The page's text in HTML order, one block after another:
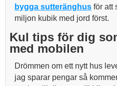
bygga sutteränghus för att
miljon kubik med jord först.
Kul tips för dig
med mobilen
Drömmen om ett nytt hus
jag sparar pengar så